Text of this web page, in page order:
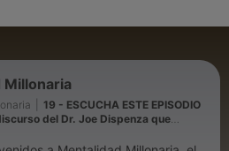
Millonaria
19 - ESCUCHA ESTE EPISODIO
del Dr. Joe Dispenza que